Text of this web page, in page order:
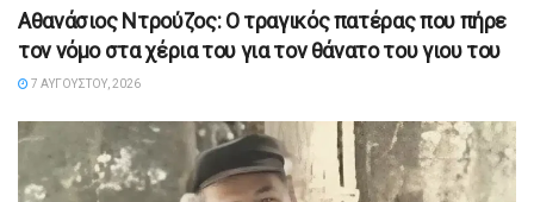
Αθανάσιος Ντρούζος: Ο τραγικός πατέρας που πήρε
τον νόμο στα χέρια του για τον θάνατο του γιου του
7 ΑΥΓΟΎΣΤΟΥ, 2026